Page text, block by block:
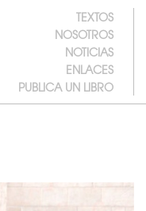
TEXTOS
NOSOTROS
NOTICIAS
ENLACES
PUBLICA UN LIBRO